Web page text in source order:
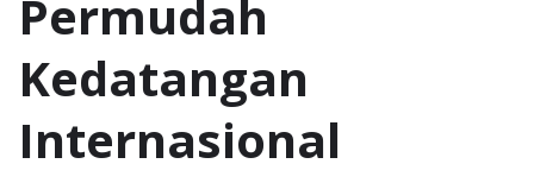
Permudah
Kedatangan
Internasional